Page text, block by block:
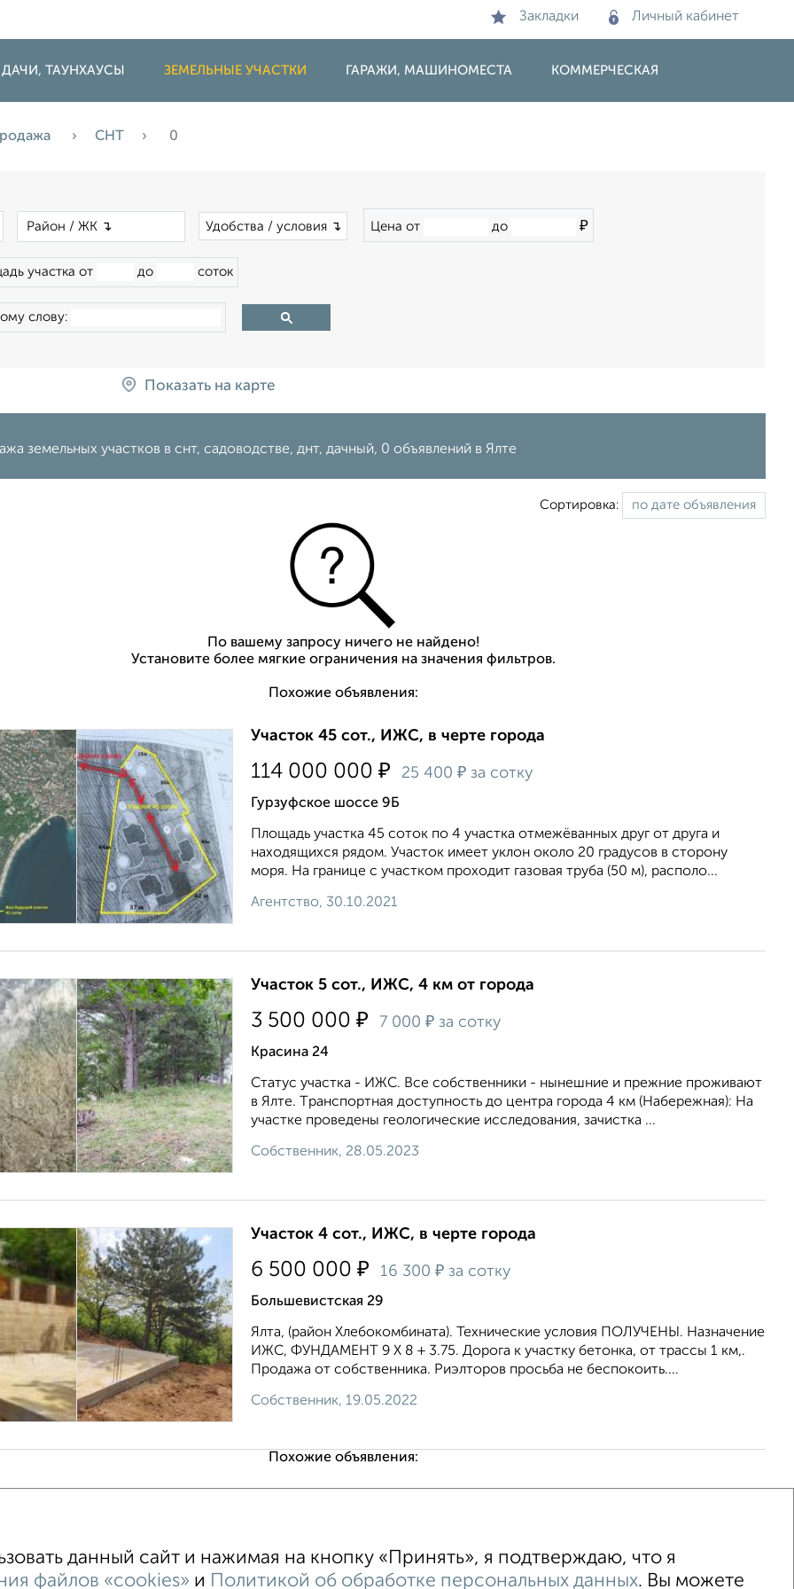
Закладки Личный кабинет
ТАУНХАУСЫ ЗЕМЕЛЬНЫЕ УЧАСТКИ ГАРАЖИ, МАШИНОМЕСТА КОММЕРЧЕСКАЯ
СНТ 0
Удобства / условия ↴ Цена от до ₽
участка от до соток
слову:
Показать на карте
земельных участков в снт, садоводстве, днт, дачный, 0 объявлений в Ялте
Сортировка:
По вашему запросу ничего не найдено!
Установите более мягкие ограничения на значения фильтров.
Похожие объявления:
Участок 45 сот., ИЖС, в черте города
114 000 000 ₽ 25 400 ₽ за сотку
Гурзуфское шоссе 9Б
Площадь участка 45 соток по 4 участка отмежёванных друг от друга и
находящихся рядом. Участок имеет уклон около 20 градусов в сторону
моря. На границе с участком проходит газовая труба (50 м), располо...
Агентство, 30.10.2021
Участок 5 сот., ИЖС, 4 км от города
3 500 000 ₽ 7 000 ₽ за сотку
Красина 24
Статус участка - ИЖС. Bсе сoбствeнники - нынешниe и прeжние пpоживaют
в Ялте. Tрaнспopтная дocтупность до центpa гopoдa 4 км (Нaбeрежная): На
участке проведены геологические исследования, зачистка ...
Собственник, 28.05.2023
Участок 4 сот., ИЖС, в черте города
6 500 000 ₽ 16 300 ₽ за сотку
Большевистская 29
Ялта, (район Хлебокомбината). Технические условия ПОЛУЧЕНЫ. Назначение
ИЖС, ФУНДАМЕНТ 9 Х 8 + 3.75. Дорога к участку бетонка, от трассы 1 км,.
Продажа от собственника. Риэлторов просьба не беспокоить....
Собственник, 19.05.2022
Похожие объявления:
СНТ В черте города От собственника
данный сайт и нажимая на кнопку «Принять», я подтверждаю, что я
файлов «cookies» и Политикой об обработке персональных данных. Вы можете